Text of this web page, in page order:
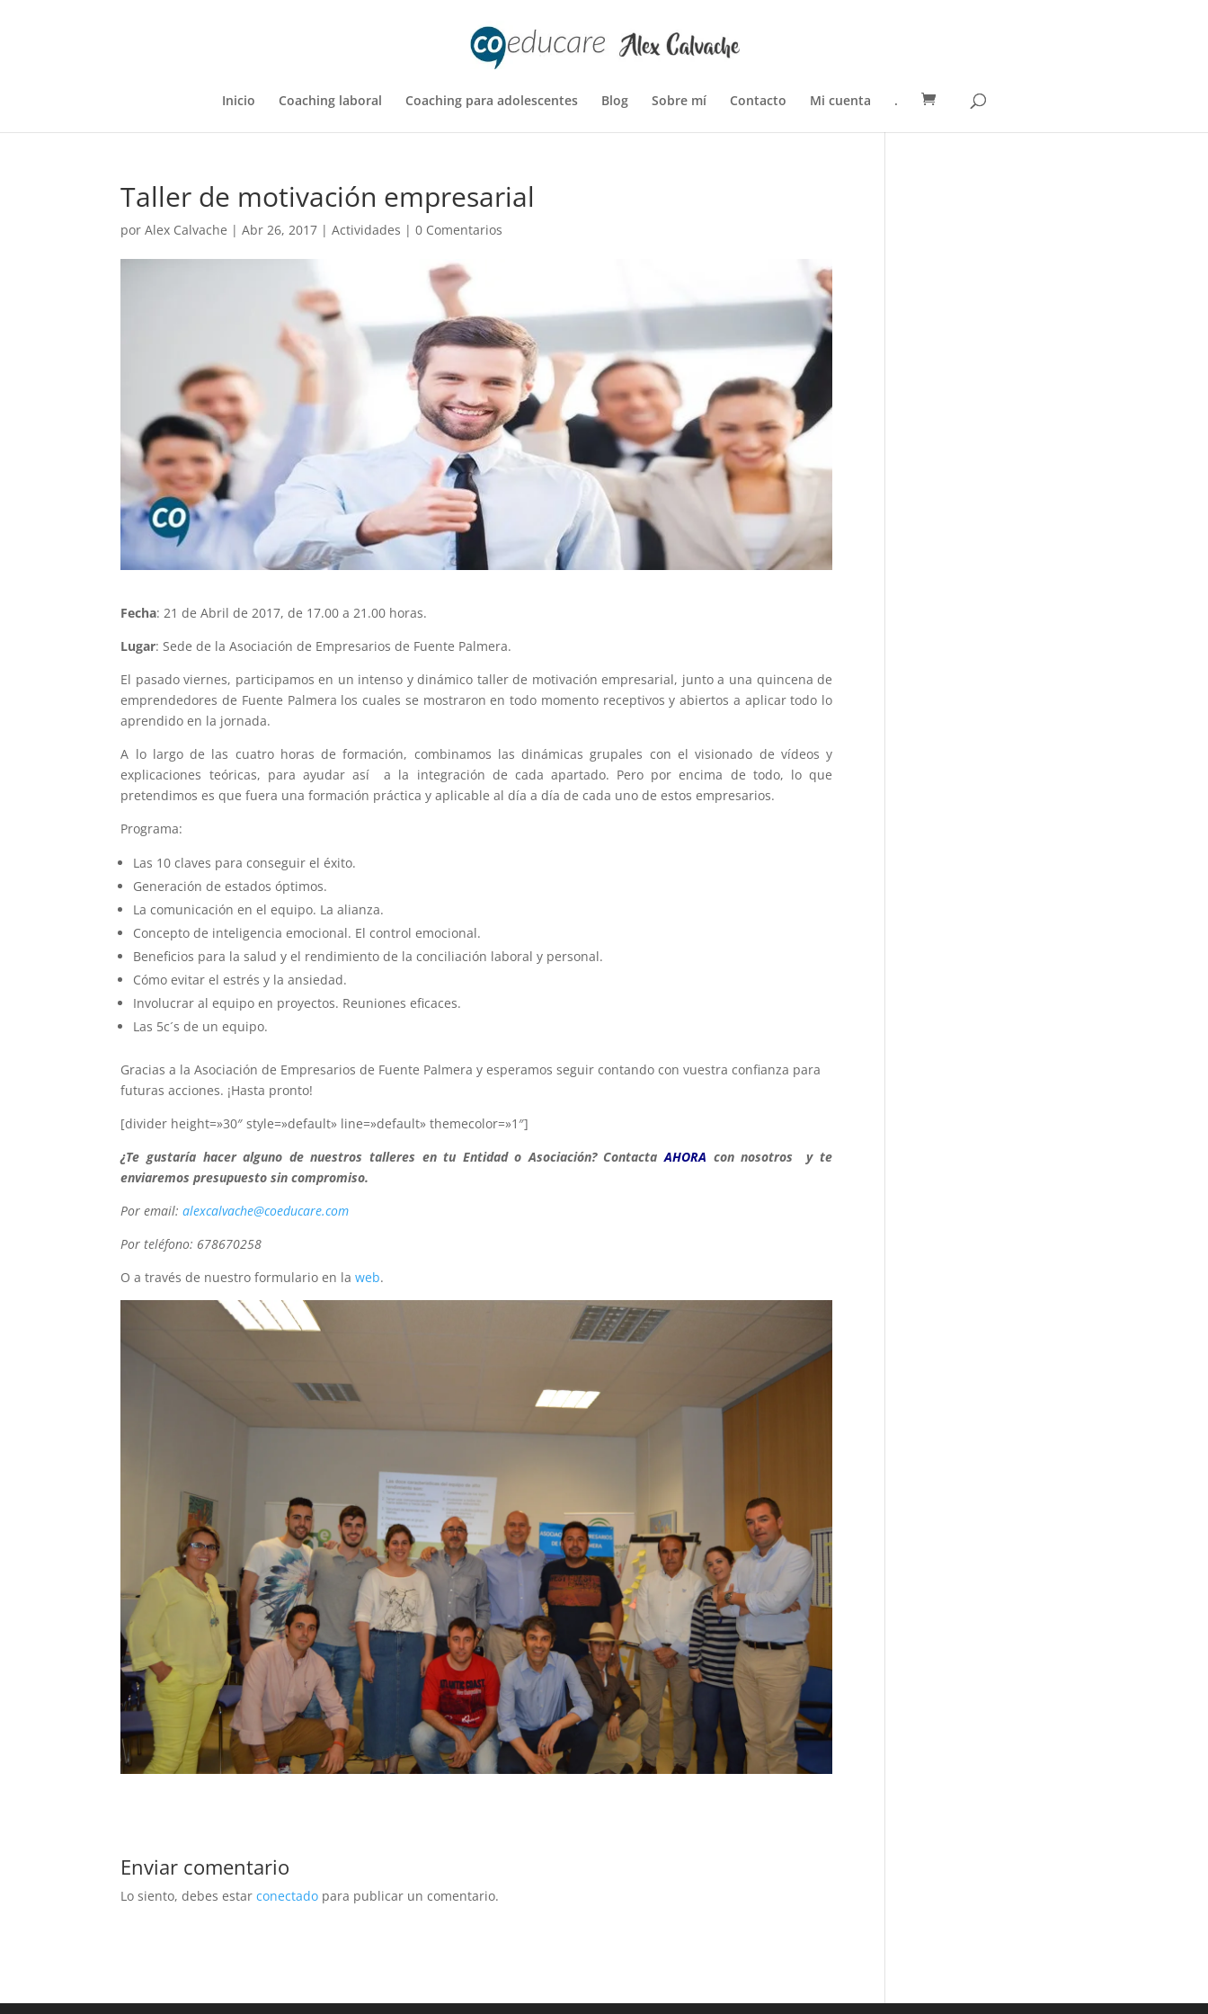
Inicio Coaching laboral Coaching para adolescentes Blog Sobre mí Contacto Mi cuenta .
Taller de motivación empresarial
porAlex Calvache |Abr 26, 2017 |Actividades |0 Comentarios
Fecha: 21 de Abril de 2017, de 17.00 a 21.00 horas.
Lugar: Sede de la Asociación de Empresarios de Fuente Palmera.
El pasado viernes, participamos en un intenso y dinámico taller de motivación empresarial, junto a una quincena de
emprendedores de Fuente Palmera los cuales se mostraron en todo momento receptivos y abiertos a aplicar todo lo
aprendido en la jornada.
A lo largo de las cuatro horas de formación, combinamos las dinámicas grupales con el visionado de vídeos y
explicaciones teóricas, para ayudar así a la integración de cada apartado. Pero por encima de todo, lo que
pretendimos es que fuera una formación práctica y aplicable al día a día de cada uno de estos empresarios.
Programa:
Las 10 claves para conseguir el éxito.
Generación de estados óptimos.
La comunicación en el equipo. La alianza.
Concepto de inteligencia emocional. El control emocional.
Beneficios para la salud y el rendimiento de la conciliación laboral y personal.
Cómo evitar el estrés y la ansiedad.
Involucrar al equipo en proyectos. Reuniones eficaces.
Las 5c´s de un equipo.
Gracias a la Asociación de Empresarios de Fuente Palmera y esperamos seguir contando con vuestra confianza para
futuras acciones. ¡Hasta pronto!
[divider height=»30″ style=»default» line=»default» themecolor=»1″]
¿Te gustaría hacer alguno de nuestros talleres en tu Entidad o Asociación? ContactaAHORA con nosotros y te
enviaremos presupuesto sin compromiso.
Por email:alexcalvache@coeducare.com
Por teléfono: 678670258
O a través de nuestro formulario en laweb.
Enviar comentario
Lo siento, debes estarconectado para publicar un comentario.